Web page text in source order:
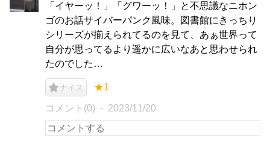
「イヤーッ！」「グワーッ！」と不思議なニホン
ゴのお話サイバーパンク風味。図書館にきっちり
シリーズが揃えられてるのを見て、あぁ世界って
自分が思ってるより遥かに広いなあと思わせられ
たのでした…
ナイス ★1
コメント(0) 2023/11/20